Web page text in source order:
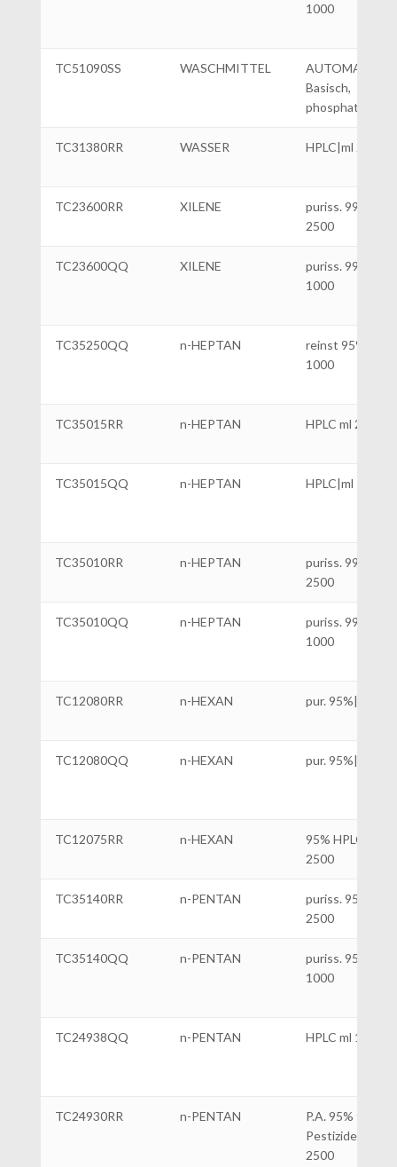
1000
TC51090SS WASCHMITTEL
Basisch,
phosphatfrei L.5
TC31380RR WASSER HPLC|ml 2500
TC23600RR XILENE
puriss. 99%|ml
2500
TC23600QQ XILENE
puriss. 99%|ml
1000
TC35250QQ n-HEPTAN
reinst 95% ml
1000
TC35015RR n-HEPTAN HPLC ml 2500
TC35015QQ n-HEPTAN HPLC|ml 1000
TC35010RR n-HEPTAN
puriss. 99%| ml
2500
TC35010QQ n-HEPTAN
puriss. 99%|ml
1000
TC12080RR n-HEXAN pur. 95%|ml
TC12080QQ n-HEXAN pur. 95%|ml
TC12075RR n-HEXAN
95% HPLC|ml
2500
TC35140RR n-PENTAN
puriss. 95%|ml
2500
TC35140QQ n-PENTAN
puriss. 95%|ml
1000
TC24938QQ n-PENTAN HPLC ml 1000
TC24930RR n-PENTAN
P.A. 95% für
Pestiziden ml
2500